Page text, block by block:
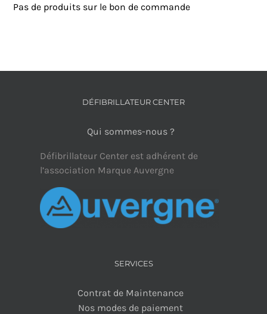
Pas de produits sur le bon de commande
DÉFIBRILLATEUR CENTER
Qui sommes-nous ?
Défibrillateur Center est adhérent de
l’association Marque Auvergne
SERVICES
Contrat de Maintenance
Nos modes de paiement